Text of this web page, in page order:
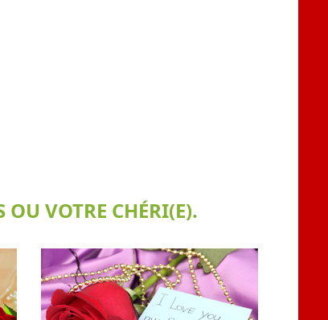
OU VOTRE CHÉRI(E).